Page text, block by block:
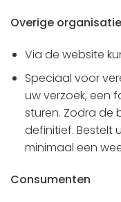
Overige
Via de website
Speciaal voor
uw verzoek, een
sturen. Zodra de
definitief. Bestelt
minimaal een
Consumenten